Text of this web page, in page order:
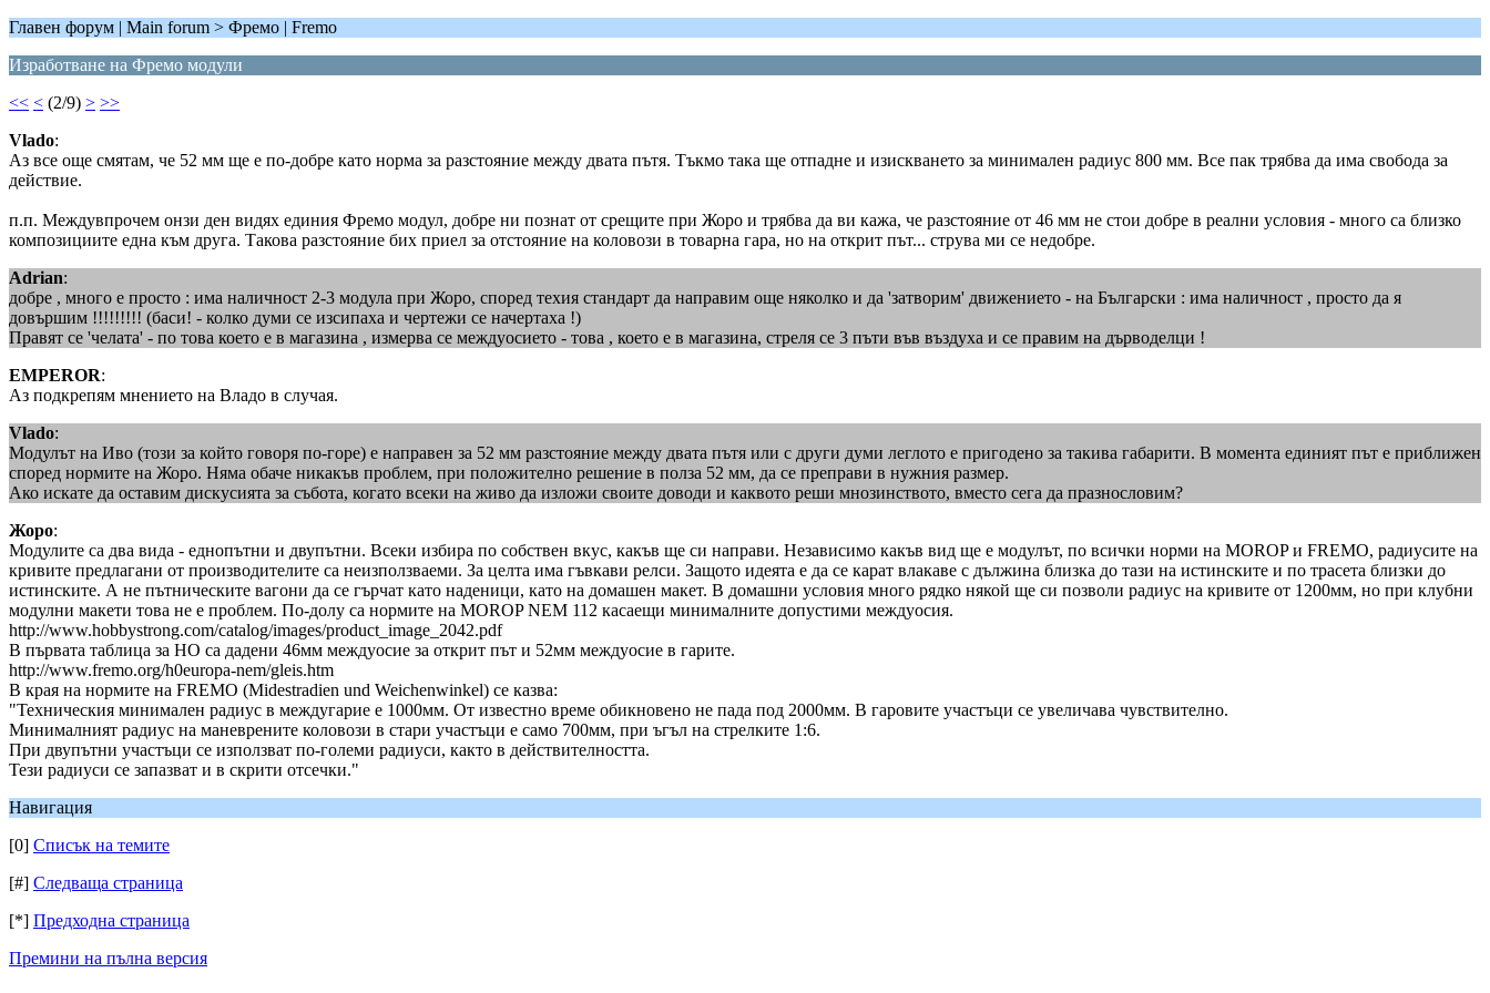
Главен форум | Main forum > Фремо | Fremo
Изработване на Фремо модули
<< < (2/9) > >>
Vlado:
Аз все още смятам, че 52 мм ще е по-добре като норма за разстояние между двата пътя. Тъкмо така ще отпадне и изискването за минимален радиус 800 мм. Все пак трябва да има свобода за
действие.
п.п. Междувпрочем онзи ден видях единия Фремо модул, добре ни познат от срещите при Жоро и трябва да ви кажа, че разстояние от 46 мм не стои добре в реални условия - много са близко
композициите една към друга. Такова разстояние бих приел за отстояние на коловози в товарна гара, но на открит път... струва ми се недобре.
Adrian:
добре , много е просто : има наличност 2-3 модула при Жоро, според техия стандарт да направим още няколко и да 'затворим' движението - на Български : има наличност , просто да я
довършим !!!!!!!!! (баси! - колко думи се изсипаха и чертежи се начертаха !)
Правят се 'челата' - по това което е в магазина , измерва се междуосието - това , което е в магазина, стреля се 3 пъти във въздуха и се правим на дърводелци !
EMPEROR:
Аз подкрепям мнението на Владо в случая.
Vlado:
Модулът на Иво (този за който говоря по-горе) е направен за 52 мм разстояние между двата пътя или с други думи леглото е пригодено за такива габарити. В момента единият път е приближен
според нормите на Жоро. Няма обаче никакъв проблем, при положително решение в полза 52 мм, да се преправи в нужния размер.
Ако искате да оставим дискусията за събота, когато всеки на живо да изложи своите доводи и каквото реши мнозинството, вместо сега да празнословим?
Жоро:
Модулите са два вида - еднопътни и двупътни. Всеки избира по собствен вкус, какъв ще си направи. Независимо какъв вид ще е модулът, по всички норми на MOROP и FREMO, радиусите на
кривите предлагани от производителите са неизползваеми. За целта има гъвкави релси. Защото идеята е да се карат влакаве с дължина близка до тази на истинските и по трасета близки до
истинските. А не пътническите вагони да се гърчат като наденици, като на домашен макет. В домашни условия много рядко някой ще си позволи радиус на кривите от 1200мм, но при клубни
модулни макети това не е проблем. По-долу са нормите на MOROP NEM 112 касаещи минималните допустими междуосия.
http://www.hobbystrong.com/catalog/images/product_image_2042.pdf
В първата таблица за HO са дадени 46мм междуосие за открит път и 52мм междуосие в гарите.
http://www.fremo.org/h0europa-nem/gleis.htm
В края на нормите на FREMO (Midestradien und Weichenwinkel) се казва:
"Техническия минимален радиус в междугарие е 1000мм. От известно време обикновено не пада под 2000мм. В гаровите участъци се увеличава чувствително.
Минималният радиус на маневрените коловози в стари участъци е само 700мм, при ъгъл на стрелките 1:6.
При двупътни участъци се използват по-големи радиуси, както в действителността.
Тези радиуси се запазват и в скрити отсечки."
Навигация
[0] Списък на темите
[#] Следваща страница
[*] Предходна страница
Премини на пълна версия